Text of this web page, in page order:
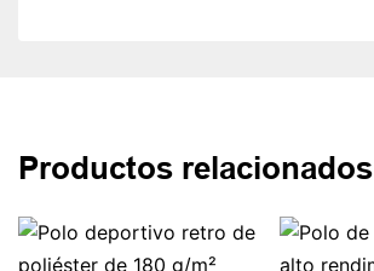
Productos relacionados